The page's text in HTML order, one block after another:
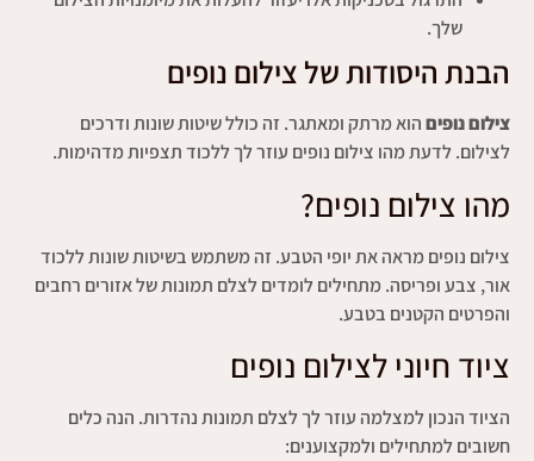
שלך.
הבנת היסודות של צילום נופים
צילום נופיםהוא מרתק ומאתגר. זה כולל שיטות שונות ודרכים
לצילום. לדעת מהו צילום נופים עוזר לך ללכוד תצפיות מדהימות.
מהו צילום נופים?
צילום נופים מראה את יופי הטבע. זה משתמש בשיטות שונות ללכוד
אור, צבע ופריסה. מתחילים לומדים לצלם תמונות של אזורים רחבים
והפרטים הקטנים בטבע.
ציוד חיוני לצילום נופים
הציוד הנכון למצלמה עוזר לך לצלם תמונות נהדרות. הנה כלים
חשובים למתחילים ולמקצוענים: